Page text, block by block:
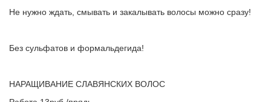
Не нужно ждать, смывать и закалывать волосы можно сразу!
Без сульфатов и формальдегида!
НАРАЩИВАНИЕ СЛАВЯНСКИХ ВОЛОС